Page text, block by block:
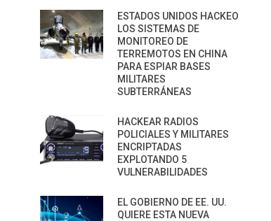
ESTADOS UNIDOS HACKEO
LOS SISTEMAS DE
MONITOREO DE
TERREMOTOS EN CHINA
PARA ESPIAR BASES
MILITARES
SUBTERRÁNEAS
HACKEAR RADIOS
POLICIALES Y MILITARES
ENCRIPTADAS
EXPLOTANDO 5
VULNERABILIDADES
EL GOBIERNO DE EE. UU.
QUIERE ESTA NUEVA